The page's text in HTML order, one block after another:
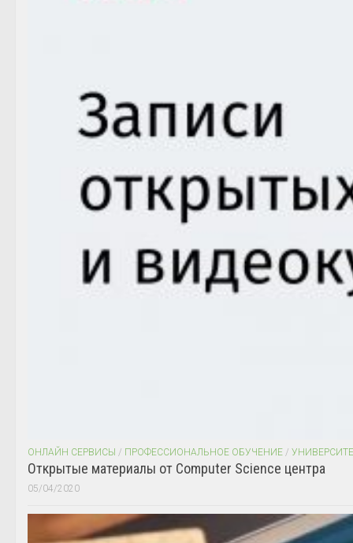
ОНЛАЙН СЕРВИСЫ / ПРОФЕССИОНАЛЬНОЕ ОБУЧЕНИЕ /
Открытые материалы от Computer Science центра
05/04/2020